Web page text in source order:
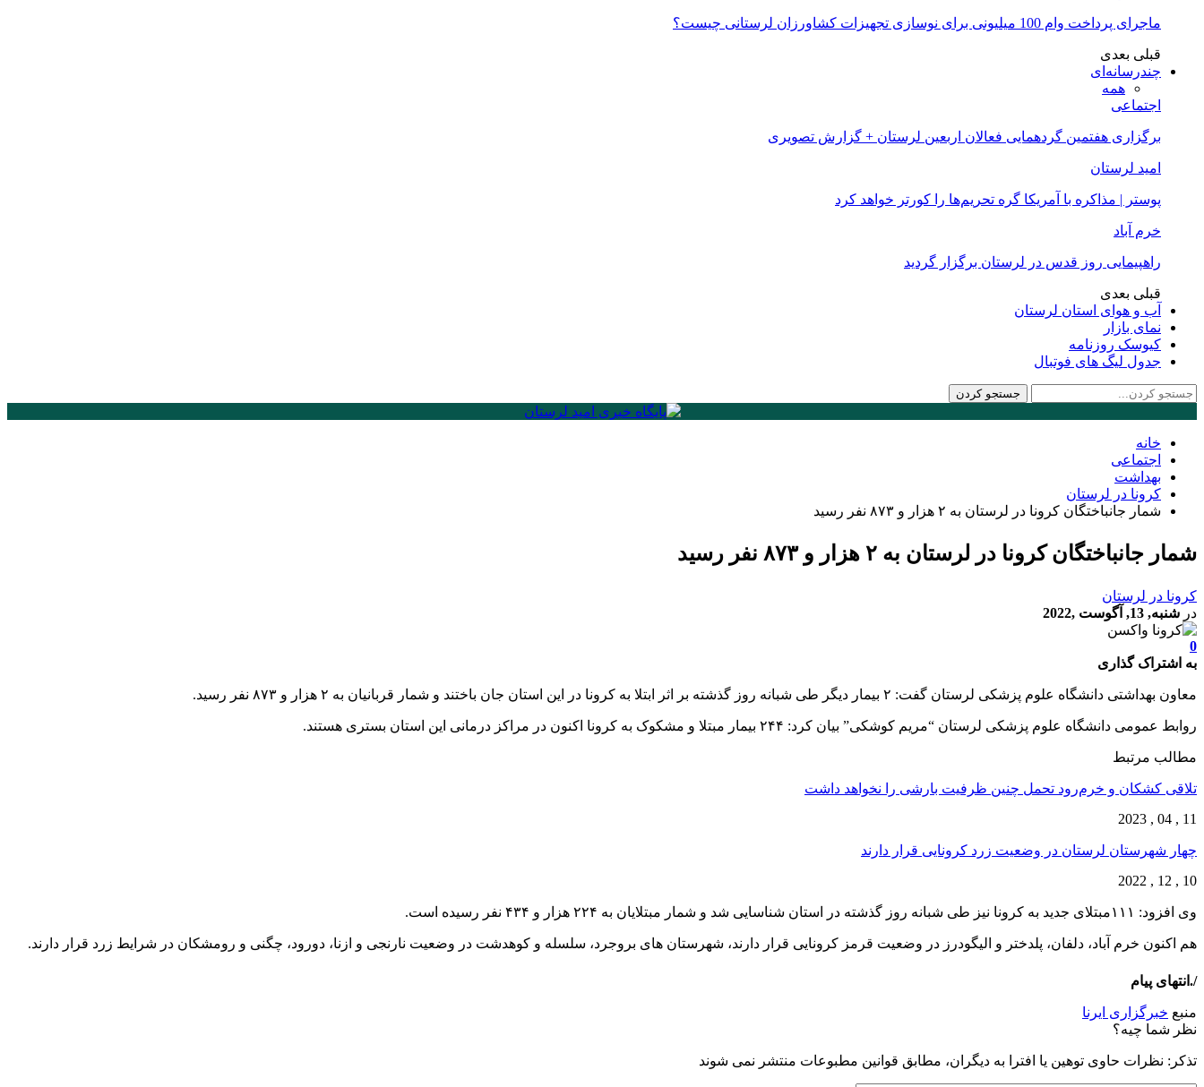
ماجرای پرداخت وام 100 میلیونی برای نوسازی تجهیزات کشاورزان لرستانی چیست؟
قبلی بعدی
چندرسانه‌ای
همه
اجتماعی
برگزاری هفتمین گردهمایی فعالان اربعین لرستان + گزارش تصویری
امید لرستان
پوستر | مذاکره با آمریکا گره تحریم‌ها را کورتر خواهد کرد
خرم آباد
راهپیمایی روز قدس در لرستان برگزار گردید
قبلی بعدی
آب و هوای استان لرستان
نمای بازار
کیوسک روزنامه
جدول لیگ های فوتبال
خانه
اجتماعی
بهداشت
کرونا در لرستان
شمار جانباختگان کرونا در لرستان به ۲ هزار و ۸۷۳ نفر رسید
شمار جانباختگان کرونا در لرستان به ۲ هزار و ۸۷۳ نفر رسید
کرونا در لرستان
در شنبه, 13, آگوست ,2022
0
به اشتراک گذاری
معاون بهداشتی دانشگاه علوم پزشکی لرستان گفت: ۲ بیمار دیگر طی شبانه روز گذشته بر اثر ابتلا به کرونا در این استان جان باختند و شمار قربانیان به ۲ هزار و ۸۷۳ نفر رسید.
روابط عمومی دانشگاه علوم پزشکی لرستان “مریم کوشکی” بیان کرد: ۲۴۴ بیمار مبتلا و مشکوک به کرونا اکنون در مراکز درمانی این استان بستری هستند.
مطالب مرتبط
تلاقی کشکان و خرم‌رود تحمل چنین ظرفیت بارشی را نخواهد داشت
11 , 04 , 2023
چهار شهرستان لرستان در وضعیت زرد کرونایی قرار دارند
10 , 12 , 2022
وی افزود: ۱۱۱مبتلای جدید به کرونا نیز طی شبانه روز گذشته در استان شناسایی شد و شمار مبتلایان به ۲۲۴ هزار و ۴۳۴ نفر رسیده است.
هم اکنون خرم آباد، دلفان، پلدختر و الیگودرز در وضعیت قرمز کرونایی قرار دارند، شهرستان های بروجرد، سلسله و کوهدشت در وضعیت نارنجی و ازنا، دورود، چگنی و رومشکان در شرایط زرد قرار دارند.
/.انتهای پیام
منبع خبرگزاری ایرنا
نظر شما چیه؟
تذكر: نظرات حاوی توهين يا افترا به ديگران، مطابق قوانين مطبوعات منتشر نمی شوند